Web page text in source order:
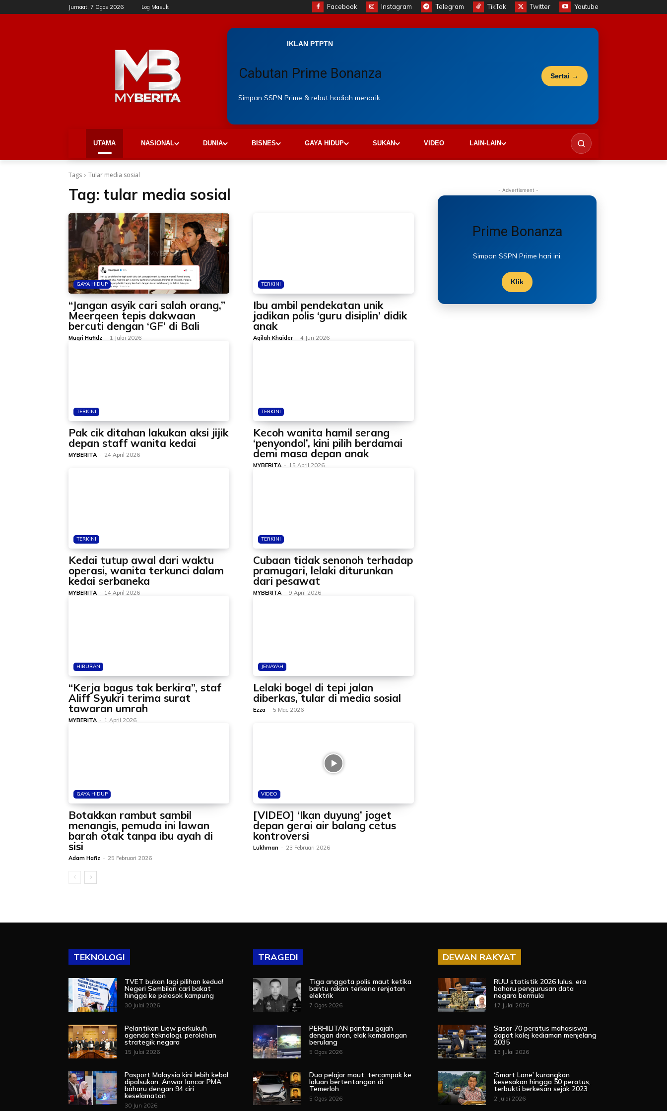
Jumaat, 7 Ogos 2026 Log Masuk Facebook Instagram Telegram TikTok Twitter Youtube
IKLAN PTPTN
Cabutan Prime Bonanza
Simpan SSPN Prime & rebut hadiah menarik.
Sertai →
UTAMA NASIONAL DUNIA BISNES GAYA HIDUP SUKAN VIDEO LAIN-LAIN
Tags Tular media sosial
Tag: tular media sosial
GAYA HIDUP
“Jangan asyik cari salah orang,”
Meerqeen tepis dakwaan
bercuti dengan ‘GF’ di Bali
Muqri Hafidz - 1 Julai 2026
TERKINI
Ibu ambil pendekatan unik
jadikan polis ‘guru disiplin’ didik
anak
Aqilah Khaider - 4 Jun 2026
TERKINI
Pak cik ditahan lakukan aksi jijik
depan staff wanita kedai
MYBERITA - 24 April 2026
TERKINI
Kecoh wanita hamil serang
‘penyondol’, kini pilih berdamai
demi masa depan anak
MYBERITA - 15 April 2026
TERKINI
Kedai tutup awal dari waktu
operasi, wanita terkunci dalam
kedai serbaneka
MYBERITA - 14 April 2026
TERKINI
Cubaan tidak senonoh terhadap
pramugari, lelaki diturunkan
dari pesawat
MYBERITA - 9 April 2026
HIBURAN
“Kerja bagus tak berkira”, staf
Aliff Syukri terima surat
tawaran umrah
MYBERITA - 1 April 2026
JENAYAH
Lelaki bogel di tepi jalan
diberkas, tular di media sosial
Ezza - 5 Mac 2026
GAYA HIDUP
Botakkan rambut sambil
menangis, pemuda ini lawan
barah otak tanpa ibu ayah di
sisi
Adam Hafiz - 25 Februari 2026
VIDEO
[VIDEO] ‘Ikan duyung’ joget
depan gerai air balang cetus
kontroversi
Lukhman - 23 Februari 2026
- Advertisment -
Prime Bonanza
Simpan SSPN Prime hari ini.
Klik
TEKNOLOGI
TVET bukan lagi pilihan kedua!
Negeri Sembilan cari bakat
hingga ke pelosok kampung
30 Julai 2026
Pelantikan Liew perkukuh
agenda teknologi, perolehan
strategik negara
15 Julai 2026
Pasport Malaysia kini lebih kebal
dipalsukan, Anwar lancar PMA
baharu dengan 94 ciri
keselamatan
30 Jun 2026
TRAGEDI
Tiga anggota polis maut ketika
bantu rakan terkena renjatan
elektrik
7 Ogos 2026
PERHILITAN pantau gajah
dengan dron, elak kemalangan
berulang
5 Ogos 2026
Dua pelajar maut, tercampak ke
laluan bertentangan di
Temerloh
5 Ogos 2026
DEWAN RAKYAT
RUU statistik 2026 lulus, era
baharu pengurusan data
negara bermula
17 Julai 2026
Sasar 70 peratus mahasiswa
dapat kolej kediaman menjelang
2035
13 Julai 2026
‘Smart Lane’ kurangkan
kesesakan hingga 50 peratus,
terbukti berkesan sejak 2023
2 Julai 2026